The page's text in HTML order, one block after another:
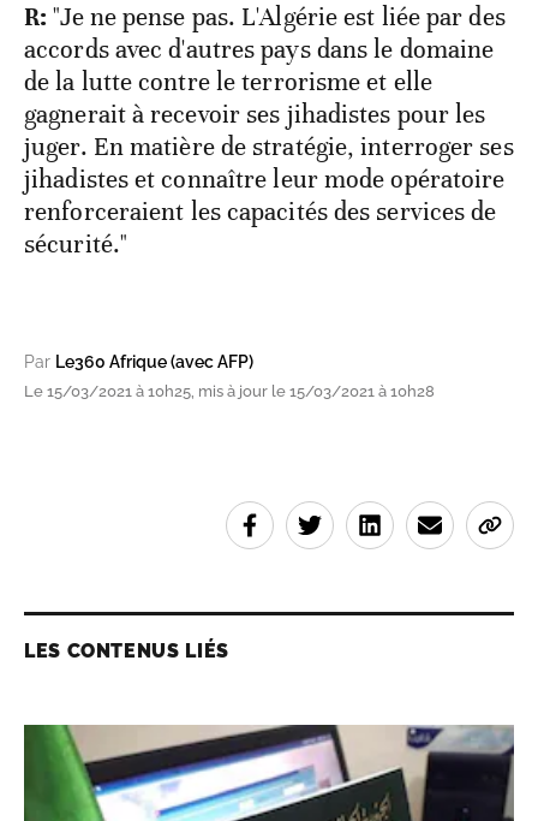
R:"Je ne pense pas. L'Algérie est liée par des
accords avec d'autres pays dans le domaine
de la lutte contre le terrorisme et elle
gagnerait à recevoir ses jihadistes pour les
juger. En matière de stratégie, interroger ses
jihadistes et connaître leur mode opératoire
renforceraient les capacités des services de
sécurité."
Par Le360 Afrique (avec AFP)
Le 15/03/2021 à 10h25, mis à jour le 15/03/2021 à 10h28
LES CONTENUS LIÉS